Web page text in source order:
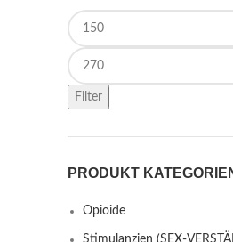
Min price
Max price
Filter
PRODUKT
Opioide
Stimulanzien (SEX-